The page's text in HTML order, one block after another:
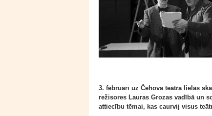
3. februārī uz Čehova teātra lielās
režisores Lauras Grozas vadībā un
attiecību tēmai, kas caurvij visus